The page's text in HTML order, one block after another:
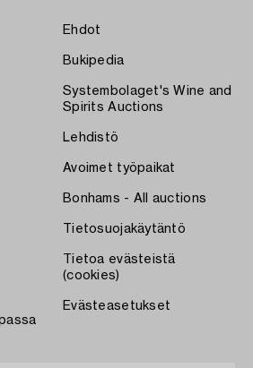
Ehdot
Bukipedia
Systembolaget's Wine and
Spirits Auctions
Lehdistö
Avoimet työpaikat
Bonhams - All auctions
Tietosuojakäytäntö
Tietoa evästeistä
(cookies)
Evästeasetukset